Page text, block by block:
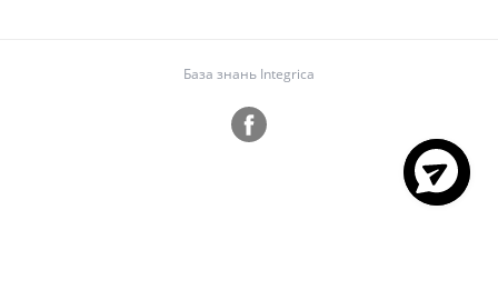
База знань Integrica